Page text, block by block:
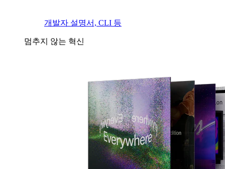
개발자 설명서, CLI 등
멈추지 않는 혁신